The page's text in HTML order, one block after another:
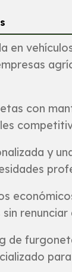
en
con
y
de